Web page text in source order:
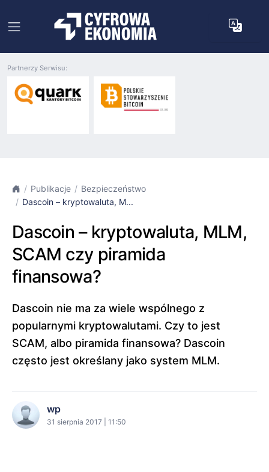
Partnerzy Serwisu:
Publikacje
Bezpieczeństwo
Dascoin – kryptowaluta, M...
Dascoin – kryptowaluta, MLM,
SCAM czy piramida
finansowa?
Dascoin nie ma za wiele wspólnego z
popularnymi kryptowalutami. Czy to jest
SCAM, albo piramida finansowa? Dascoin
często jest określany jako system MLM.
wp
31 sierpnia 2017 | 11:50